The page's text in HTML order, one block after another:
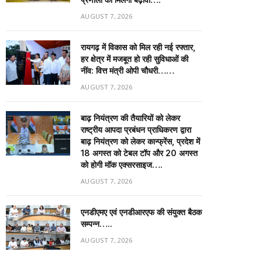
AUGUST 7, 2026
रायगढ़ में विकास को मिल रही नई रफ्तार,
हर क्षेत्र में मजबूत हो रही सुविधाओं की
नींव: वित्त मंत्री ओपी चौधरी……
AUGUST 7, 2026
बाढ़ नियंत्रण की तैयारियों को लेकर
राष्ट्रीय आपदा प्रबंधन प्राधिकरण द्वारा
बाढ़ नियंत्रण को लेकर कान्फ्रेंस, प्रदेश में
18 अगस्त को टेबल टॉप और 20 अगस्त
को होगी मॉक एक्सरसाइज….
AUGUST 7, 2026
एनडीएमए एवं एनडीआरएफ की संयुक्त बैठक
सम्पन्न…..
AUGUST 7, 2026